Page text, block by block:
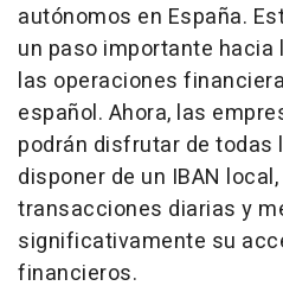
autónomos en España.
un paso importante
las operaciones
español. Ahora, las
podrán disfrutar de todas
disponer de un IBAN
transacciones diarias y
significativamente su
financieros.